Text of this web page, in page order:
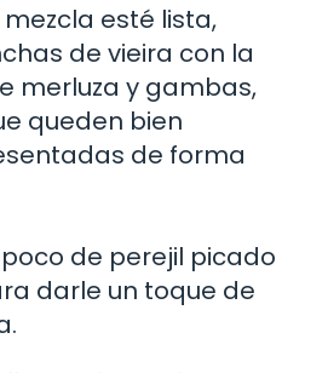
mezcla esté lista,
de vieira con la
merluza y gambas,
queden bien
de forma
de perejil picado
darle un toque de